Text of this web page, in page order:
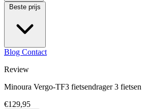
Beste prijs
Blog Contact
Review
Minoura Vergo-TF3 fietsendrager 3 fietsen
€129,95